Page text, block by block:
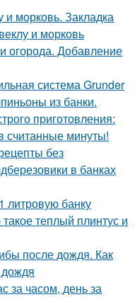
и морковь. Закладка
и морковь
огорода. Добавление
система Grunder
из банки.
приготовления:
считанные минуты!
без
в банках
литровую банку
теплый плинтус и
после дождя. Как
за часом, день за